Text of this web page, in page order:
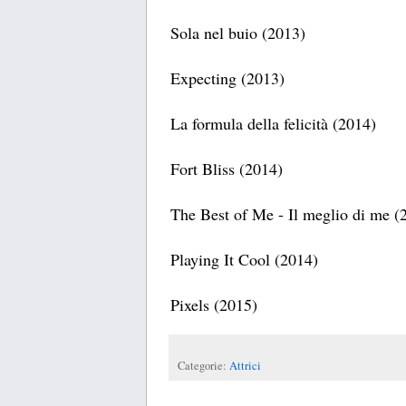
Sola nel buio (2013)
Expecting (2013)
La formula della felicità (2014)
Fort Bliss (2014)
The Best of Me - Il meglio di me
Playing It Cool (2014)
Pixels (2015)
Categorie: Attrici